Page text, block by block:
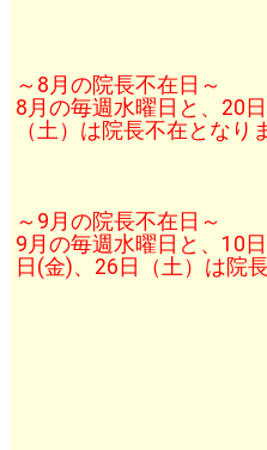
～8月の院長不在日～
8月の毎週水曜日と、20
（土）は院長不在となり
～9月の院長不在日～
9月の毎週水曜日と、10
日(金)、26日（土）は院